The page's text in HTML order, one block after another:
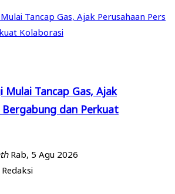
Mulai Tancap Gas, Ajak
Bergabung dan Perkuat
Rab, 5 Agu 2026
Redaksi